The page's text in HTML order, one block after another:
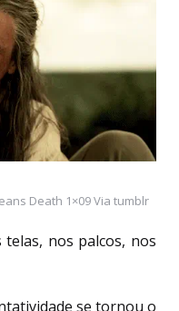
Death 1×09 Via tumblr
nos palcos, nos
se tornou o